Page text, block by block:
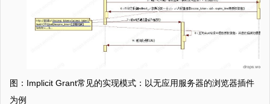
图：Implicit Grant常见的实现模式：以无应用服务器的浏览器插件
为例